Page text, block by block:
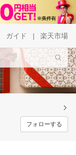
ガイド 楽天市場
フォローする